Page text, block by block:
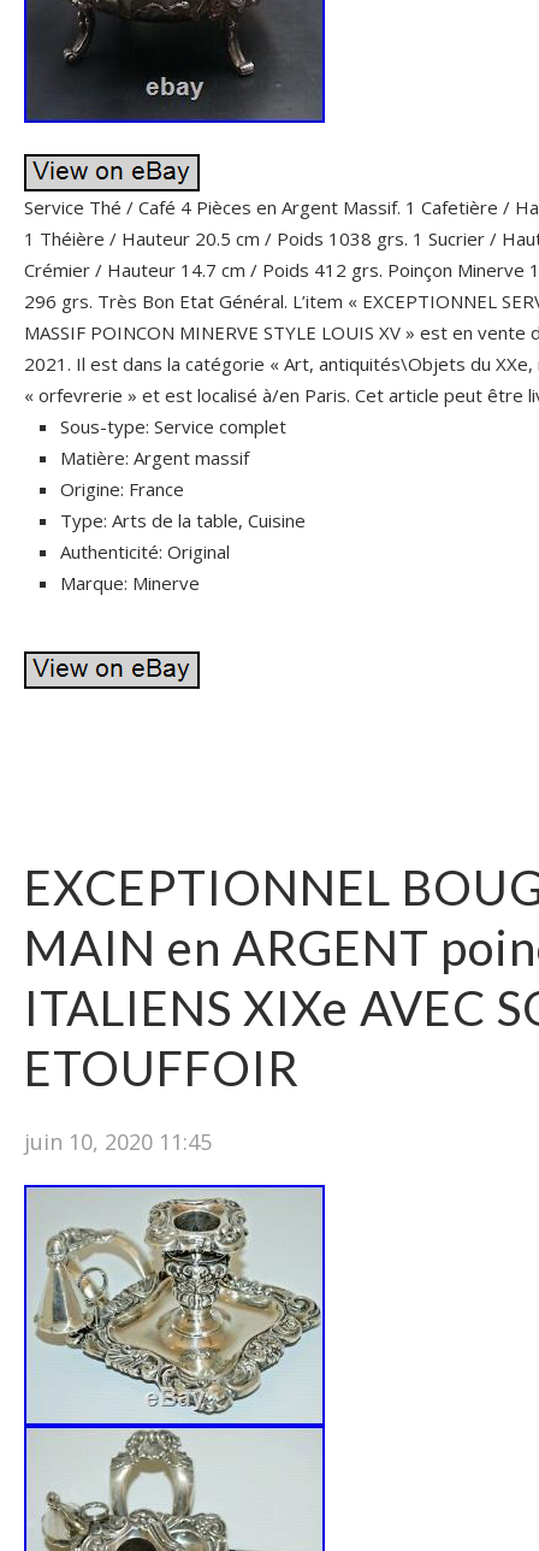
Service Thé / Café 4 Pièces en Argent Massif. 1 Cafetière /
1 Théière / Hauteur 20.5 cm / Poids 1038 grs. 1 Sucrier /
Crémier / Hauteur 14.7 cm / Poids 412 grs. Poinçon Minerve
296 grs. Très Bon Etat Général. L’item « EXCEPTIONNEL
MASSIF POINCON MINERVE STYLE LOUIS XV » est en
2021. Il est dans la catégorie « Art, antiquités\Objets du
« orfevrerie » et est localisé à/en Paris. Cet article peut être
Sous-type: Service complet
Matière: Argent massif
Origine: France
Type: Arts de la table, Cuisine
Authenticité: Original
Marque: Minerve
EXCEPTIONNEL
MAIN en ARGENT
ITALIENS XIXe AVEC
ETOUFFOIR
juin 10, 2020 11:45